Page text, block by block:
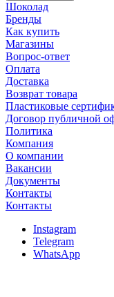
Шоколад
Бренды
Как купить
Магазины
Вопрос-ответ
Оплата
Доставка
Возврат товара
Пластиковые
Договор публичной
Политика
Компания
О компании
Вакансии
Документы
Контакты
Контакты
Instagram
Telegram
WhatsApp